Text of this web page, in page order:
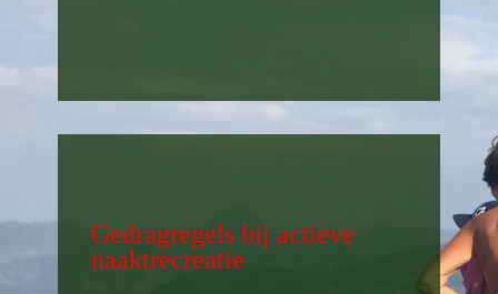
Gedragregels bij actieve
naaktrecreatie